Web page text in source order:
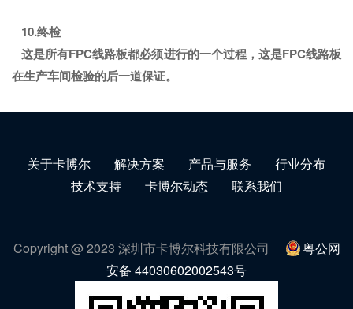
10.终检
这是所有FPC线路板都必须进行的一个过程，这是FPC线路板
在生产车间检验的后一道保证。
关于卡博尔 解决方案 产品与服务
行业分布
技术支持
卡博尔动态 联系我们
Copyright @ 2023 深圳市卡博尔科技有限公司
粤公网
安备 44030602002543号